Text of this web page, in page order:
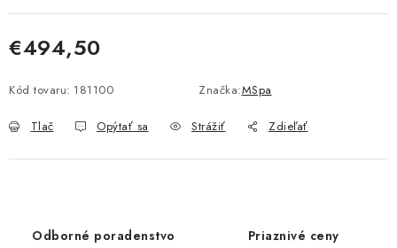
€494,50
Kód tovaru: 181100 Značka:MSpa
Tlač Opýtať sa Strážiť Zdieľať
Odborné poradenstvo Priaznivé ceny